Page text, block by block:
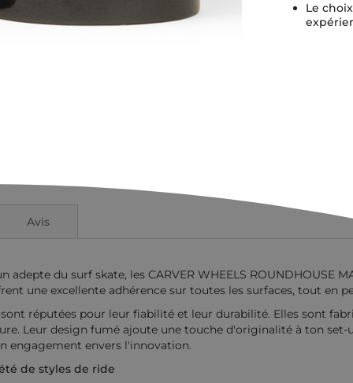
Le
du surf skate, les CARVER WHEELS ROUNDHOUSE
une excellente adhérence sur toutes les surfaces, tout en
sont réputées pour leur fiabilité et leur durabilité. Elles sont
Leur design fumé ajoute une touche d'originalité à ton set-
engagement envers l'innovation.
de styles de ride
Avis